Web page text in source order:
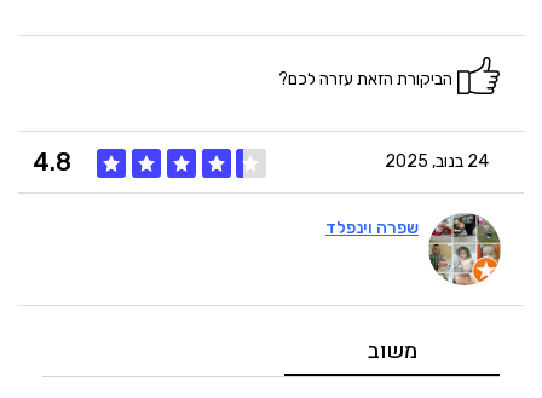
זמנים5
הביקורת הזאת עזרה לכם?
24 בנוב, 2025 4.8
שפרה וינפלד
משוב